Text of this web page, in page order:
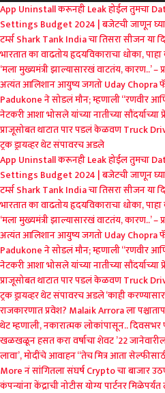
App Uninstall करूनही Leak होईल तुमचा
Settings Budget 2024 | बजेटची जाणून
टर्म्सShark Tank India चा तिसरा सीजन या
भारतात का वाढतोय हृदयविकाराचा धोका,
‘मला मुख्यमंत्री झाल्यासारखं वाटतंय, कारण..’ –
अत्यंत आलिशान आयुष्य जगतो Uday Chopra
Padukone ने सोडलं मौन; म्हणाली “रणवीर
नेटकरी आशा भोसले यांच्या नातीच्या सौंदर्याच्या
प्राजूसोबत थाटात पार पडलं केळवणTruck
ट्रक ड्रायव्हर थेट संपावरच अडले
App Uninstall करूनही Leak होईल तुमचा
Settings Budget 2024 | बजेटची जाणून
टर्म्सShark Tank India चा तिसरा सीजन या
भारतात का वाढतोय हृदयविकाराचा धोका,
‘मला मुख्यमंत्री झाल्यासारखं वाटतंय, कारण..’ –
अत्यंत आलिशान आयुष्य जगतो Uday Chopra
Padukone ने सोडलं मौन; म्हणाली “रणवीर
नेटकरी आशा भोसले यांच्या नातीच्या सौंदर्याच्या
प्राजूसोबत थाटात पार पडलं केळवणTruck
ट्रक ड्रायव्हर थेट संपावरच अडले‘काही
राजकारणात प्रवेश? Malaik Arrora ला
थेट म्हणाली, नकारात्मक लोकांपासून..दिवसभर
खळखळून हसत करा वर्षाचा शेवट’22
लावा’, मोदींचे आवाहन“तेच मित्र आता
More नं सांगितला संघर्षCrypto चा बाजार
कंपन्यांना केंद्राची नोटीसयोग्य पार्टनर